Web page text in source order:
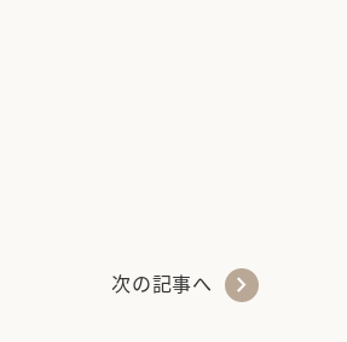
次の記事へ chevron_right